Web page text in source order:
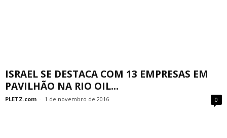
ISRAEL SE DESTACA COM 13 EMPRESAS EM
PAVILHÃO NA RIO OIL...
PLETZ.com - 1 de novembro de 2016 0